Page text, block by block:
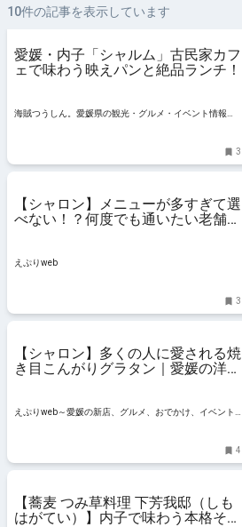
10件の記事を表示しています
愛媛・内子「シャルム」古民家カフ
ェで味わう映えパンと絶品ランチ！
海賊つうしん。愛媛県の観光・グルメ・イベント情報サ
3
【シャロン】メニューが多すぎて選
べない！？何度でも通いたい老舗洋
えぷりweb
3
【シャロン】多くの人に愛される焼
き目こんがりグラタン｜愛媛の洋食
えぷりweb～愛媛の新店、グルメ、おでかけ、イベント
4
【蕎麦 つみ草料理 下芳我邸（しも
はがてい）】内子で味わう本格そば